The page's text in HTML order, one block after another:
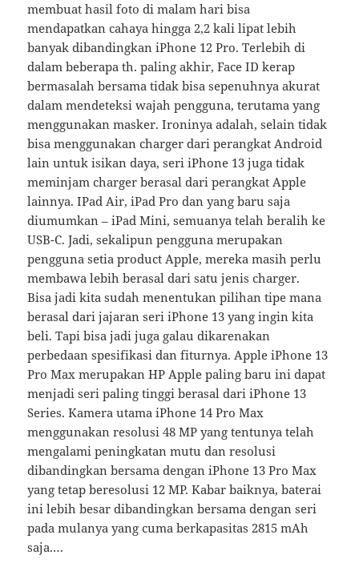
membuat hasil foto di malam hari bisa
mendapatkan cahaya hingga 2,2 kali lipat lebih
banyak dibandingkan iPhone 12 Pro. Terlebih di
dalam beberapa th. paling akhir, Face ID kerap
bermasalah bersama tidak bisa sepenuhnya akurat
dalam mendeteksi wajah pengguna, terutama yang
menggunakan masker. Ironinya adalah, selain tidak
bisa menggunakan charger dari perangkat Android
lain untuk isikan daya, seri iPhone 13 juga tidak
meminjam charger berasal dari perangkat Apple
lainnya. IPad Air, iPad Pro dan yang baru saja
diumumkan – iPad Mini, semuanya telah beralih ke
USB-C. Jadi, sekalipun pengguna merupakan
pengguna setia product Apple, mereka masih perlu
membawa lebih berasal dari satu jenis charger.
Bisa jadi kita sudah menentukan pilihan tipe mana
berasal dari jajaran seri iPhone 13 yang ingin kita
beli. Tapi bisa jadi juga galau dikarenakan
perbedaan spesifikasi dan fiturnya. Apple iPhone 13
Pro Max merupakan HP Apple paling baru ini dapat
menjadi seri paling tinggi berasal dari iPhone 13
Series. Kamera utama iPhone 14 Pro Max
menggunakan resolusi 48 MP yang tentunya telah
mengalami peningkatan mutu dan resolusi
dibandingkan bersama dengan iPhone 13 Pro Max
yang tetap beresolusi 12 MP. Kabar baiknya, baterai
ini lebih besar dibandingkan bersama dengan seri
pada mulanya yang cuma berkapasitas 2815 mAh
saja.…